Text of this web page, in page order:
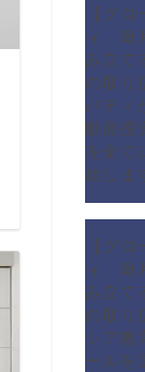
【グ
ィ 毎
み立て
の取り
パティ
動産投
を全て
始しま
【グ
ィ 毎
み立て
の取り
シア教
ールを